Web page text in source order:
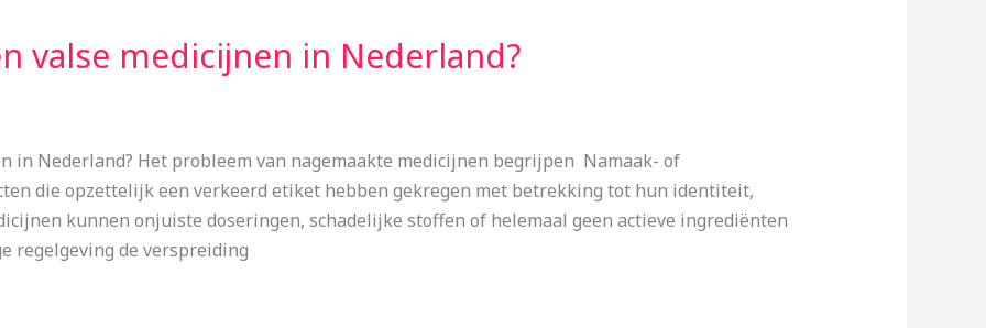
valse medicijnen in Nederland?
in Nederland? Het probleem van nagemaakte medicijnen begrijpen Namaak- of
die opzettelijk een verkeerd etiket hebben gekregen met betrekking tot hun identiteit,
kunnen onjuiste doseringen, schadelijke stoffen of helemaal geen actieve ingrediënten
regelgeving de verspreiding